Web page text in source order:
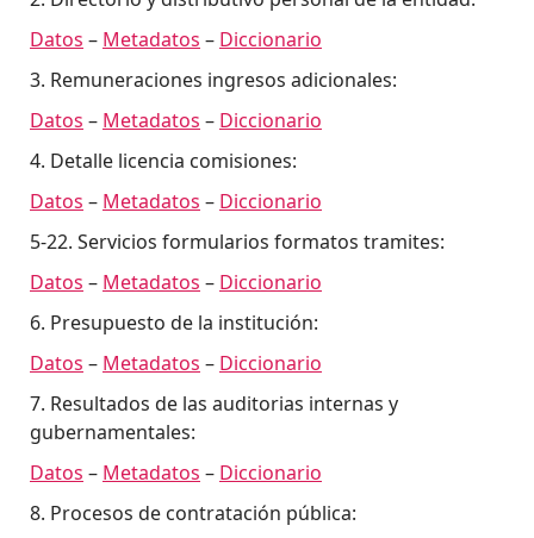
Datos – Metadatos – Diccionario
3. Remuneraciones ingresos adicionales:
Datos – Metadatos – Diccionario
4. Detalle licencia comisiones:
Datos – Metadatos – Diccionario
5-22. Servicios formularios formatos tramites:
Datos – Metadatos – Diccionario
6. Presupuesto de la institución:
Datos – Metadatos – Diccionario
7. Resultados de las auditorias internas y
gubernamentales:
Datos – Metadatos – Diccionario
8. Procesos de contratación pública: